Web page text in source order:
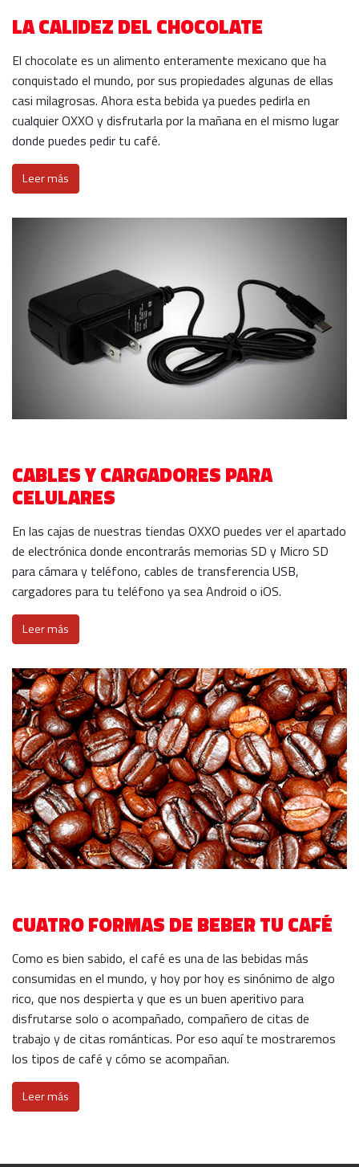
LA CALIDEZ DEL CHOCOLATE
El chocolate es un alimento enteramente mexicano que ha
conquistado el mundo, por sus propiedades algunas de ellas
casi milagrosas. Ahora esta bebida ya puedes pedirla en
cualquier OXXO y disfrutarla por la mañana en el mismo lugar
donde puedes pedir tu café.
Leer más
CABLES Y CARGADORES PARA
CELULARES
En las cajas de nuestras tiendas OXXO puedes ver el apartado
de electrónica donde encontrarás memorias SD y Micro SD
para cámara y teléfono, cables de transferencia USB,
cargadores para tu teléfono ya sea Android o iOS.
Leer más
CUATRO FORMAS DE BEBER TU CAFÉ
Como es bien sabido, el café es una de las bebidas más
consumidas en el mundo, y hoy por hoy es sinónimo de algo
rico, que nos despierta y que es un buen aperitivo para
disfrutarse solo o acompañado, compañero de citas de
trabajo y de citas románticas. Por eso aquí te mostraremos
los tipos de café y cómo se acompañan.
Leer más